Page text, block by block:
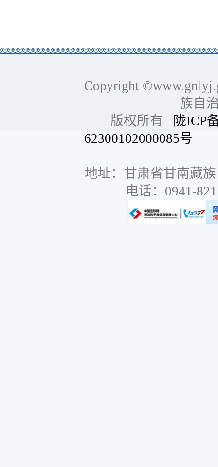
Copyright
族自
版权所有
陇ICP
62300102000085号
地址：甘肃省甘南藏
电话：0941-